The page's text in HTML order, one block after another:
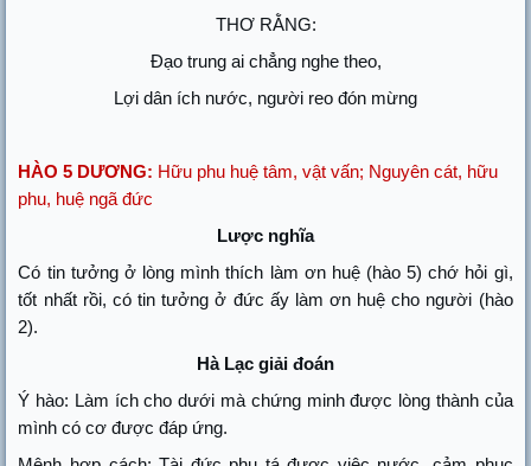
THƠ RẰNG:
Đạo trung ai chẳng nghe theo,
Lợi dân ích nước, người reo đón mừng
HÀO 5 DƯƠNG: Hữu phu huệ tâm, vật vấn; Nguyên cát, hữu
phu, huệ ngã đức
Lược nghĩa
Có tin tưởng ở lòng mình thích làm ơn huệ (hào 5) chớ hỏi gì,
tốt nhất rồi, có tin tưởng ở đức ấy làm ơn huệ cho người (hào
2).
Hà Lạc giải đoán
Ý hào: Làm ích cho dưới mà chứng minh được lòng thành của
mình có cơ được đáp ứng.